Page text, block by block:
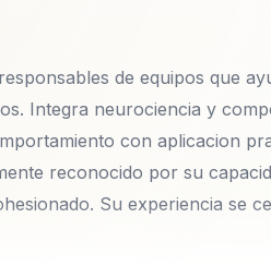
de equipos que
Integra neurociencia y
con aplicacion
reconocido por su
Su experiencia se